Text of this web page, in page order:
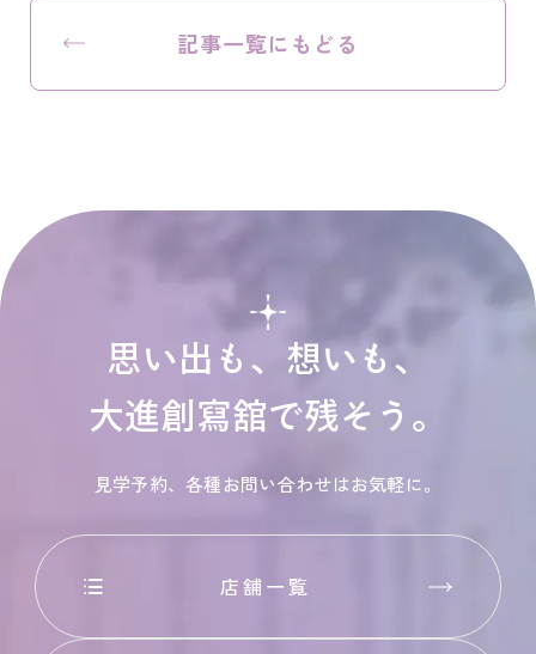
記事一覧にもどる
思い出も、想いも、
大進創寫舘で残そう。
見学予約、各種お問い合わせはお気軽に。
店舗一覧